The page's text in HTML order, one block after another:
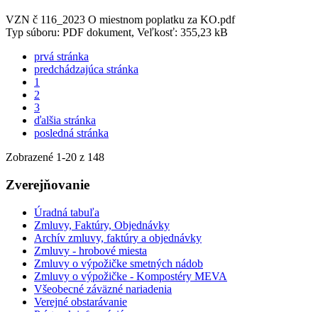
VZN č 116_2023 O miestnom poplatku za KO.pdf
Typ súboru: PDF dokument, Veľkosť: 355,23 kB
prvá stránka
predchádzajúca stránka
1
2
3
ďalšia stránka
posledná stránka
Zobrazené 1-20 z 148
Zverejňovanie
Úradná tabuľa
Zmluvy, Faktúry, Objednávky
Archív zmluvy, faktúry a objednávky
Zmluvy - hrobové miesta
Zmluvy o výpožičke smetných nádob
Zmluvy o výpožičke - Kompostéry MEVA
Všeobecné záväzné nariadenia
Verejné obstarávanie